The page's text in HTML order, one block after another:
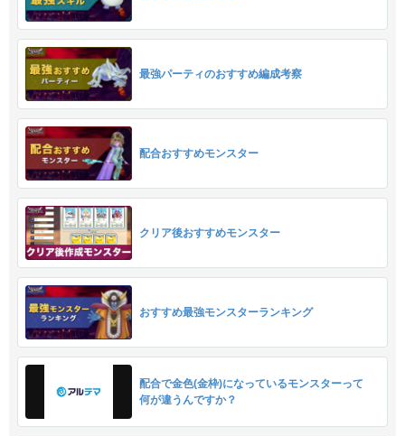
最強パーティのおすすめ編成考察
配合おすすめモンスター
クリア後おすすめモンスター
おすすめ最強モンスターランキング
配合で金色(金枠)になっているモンスターって
何が違うんですか？